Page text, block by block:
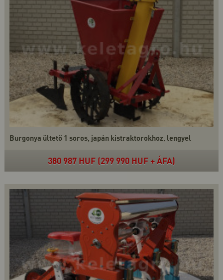
Burgonya ültető 1 soros, japán kistraktorokhoz, lengyel
380 987 HUF (299 990 HUF + ÁFA)